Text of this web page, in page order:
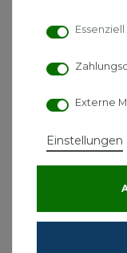
Pluggit
Essenziell
Externe
Einstellungen